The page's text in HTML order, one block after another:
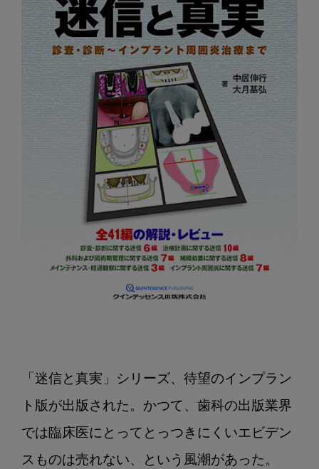
「迷信と真実」シリーズ、待望のインプラン
ト版が出版された。かつて、歯科の出版業界
では臨床医にとってとっつきにくいエビデン
スものは売れない、という風潮があった。